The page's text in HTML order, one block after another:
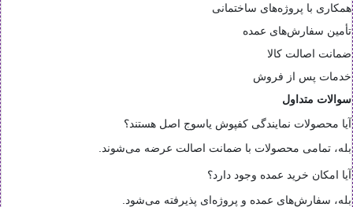
همکاری با پروژه‌های ساختمانی
تأمین سفارش‌های عمده
ضمانت اصالت کالا
خدمات پس از فروش
سوالات متداول
آیا محصولات نمایندگی کفپوش یاسوج اصل هستند؟
بله، تمامی محصولات با ضمانت اصالت عرضه می‌شوند.
آیا امکان خرید عمده وجود دارد؟
بله، سفارش‌های عمده و پروژه‌ای پذیرفته می‌شود.